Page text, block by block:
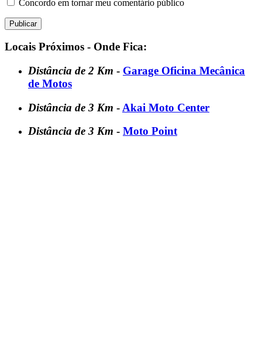
Concordo em tornar meu comentário público
Locais Próximos - Onde Fica:
Distância de 2 Km - Garage Oficina Mecânica
de Motos
Distância de 3 Km - Akai Moto Center
Distância de 3 Km - Moto Point